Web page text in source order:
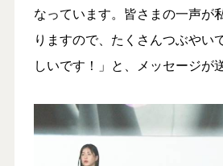
なっています。皆さまの一声が
りますので、たくさんつぶやい
しいです！」と、メッセージが